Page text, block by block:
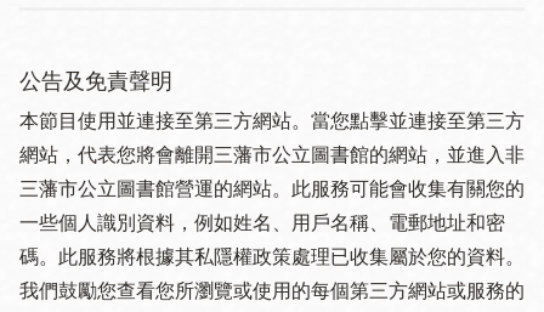
公告及免責聲明
本節目使用並連接至第三方網站。當您點擊並連接至第三方
網站，代表您將會離開三藩市公立圖書館的網站，並進入非
三藩市公立圖書館營運的網站。此服務可能會收集有關您的
一些個人識別資料，例如姓名、用戶名稱、電郵地址和密
碼。此服務將根據其私隱權政策處理已收集屬於您的資料。
我們鼓勵您查看您所瀏覽或使用的每個第三方網站或服務的